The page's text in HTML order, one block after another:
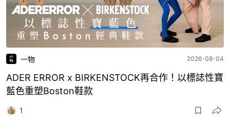
一物 2026-08-04
ADER ERROR x BIRKENSTOCK再合作！以標誌性寶
藍色重塑Boston鞋款
1